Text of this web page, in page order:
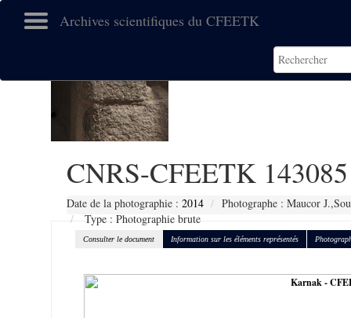
Archives scientifiques du CFEETK
CNRS-CFEETK 143085
Date de la photographie : 2014
Photographe : Maucor
Type : Photographie brute
Consulter le document Information sur les éléments représentés